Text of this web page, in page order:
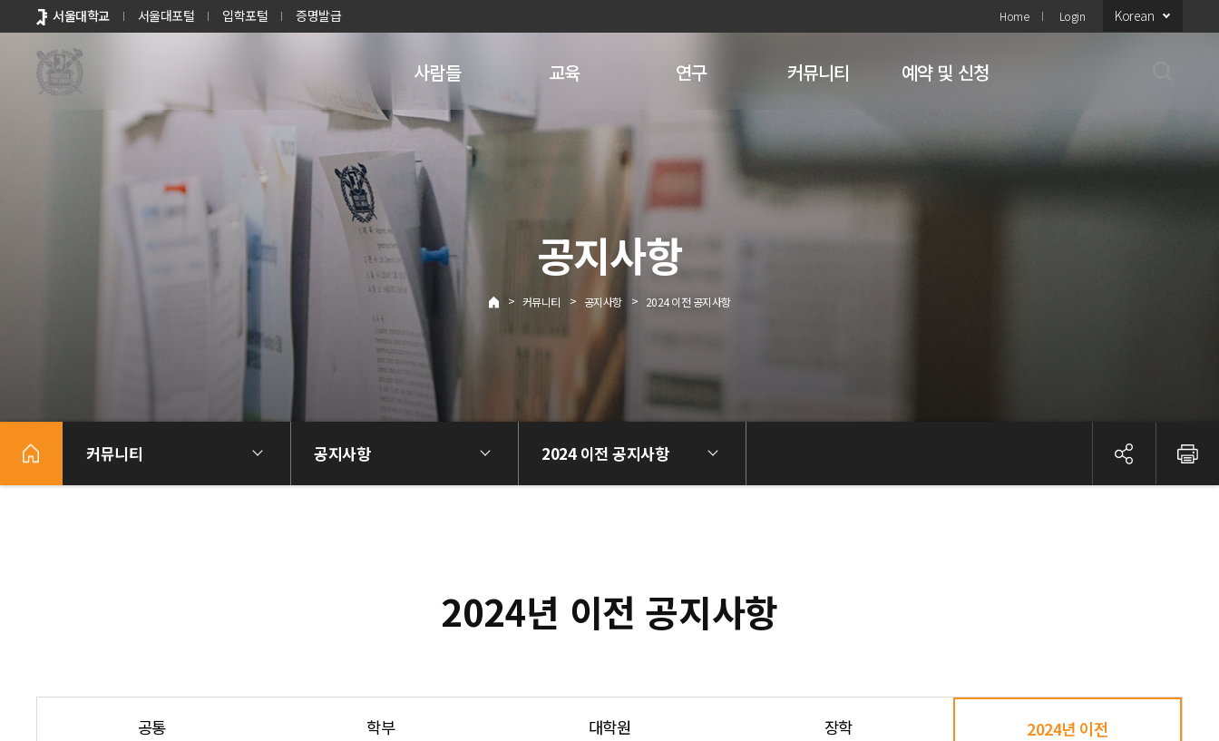
바로가기
메뉴
서울대학교 서울대포털 입학포털 증명발급 Home Login Korean
사람들 교육 연구 커뮤니티 예약 및 신청
공지사항
> 커뮤니티 > 공지사항 > 2024 이전 공지사항
커뮤니티 공지사항 2024 이전 공지사항
2024년 이전 공지사항
공통 학부 대학원 장학 2024년 이전